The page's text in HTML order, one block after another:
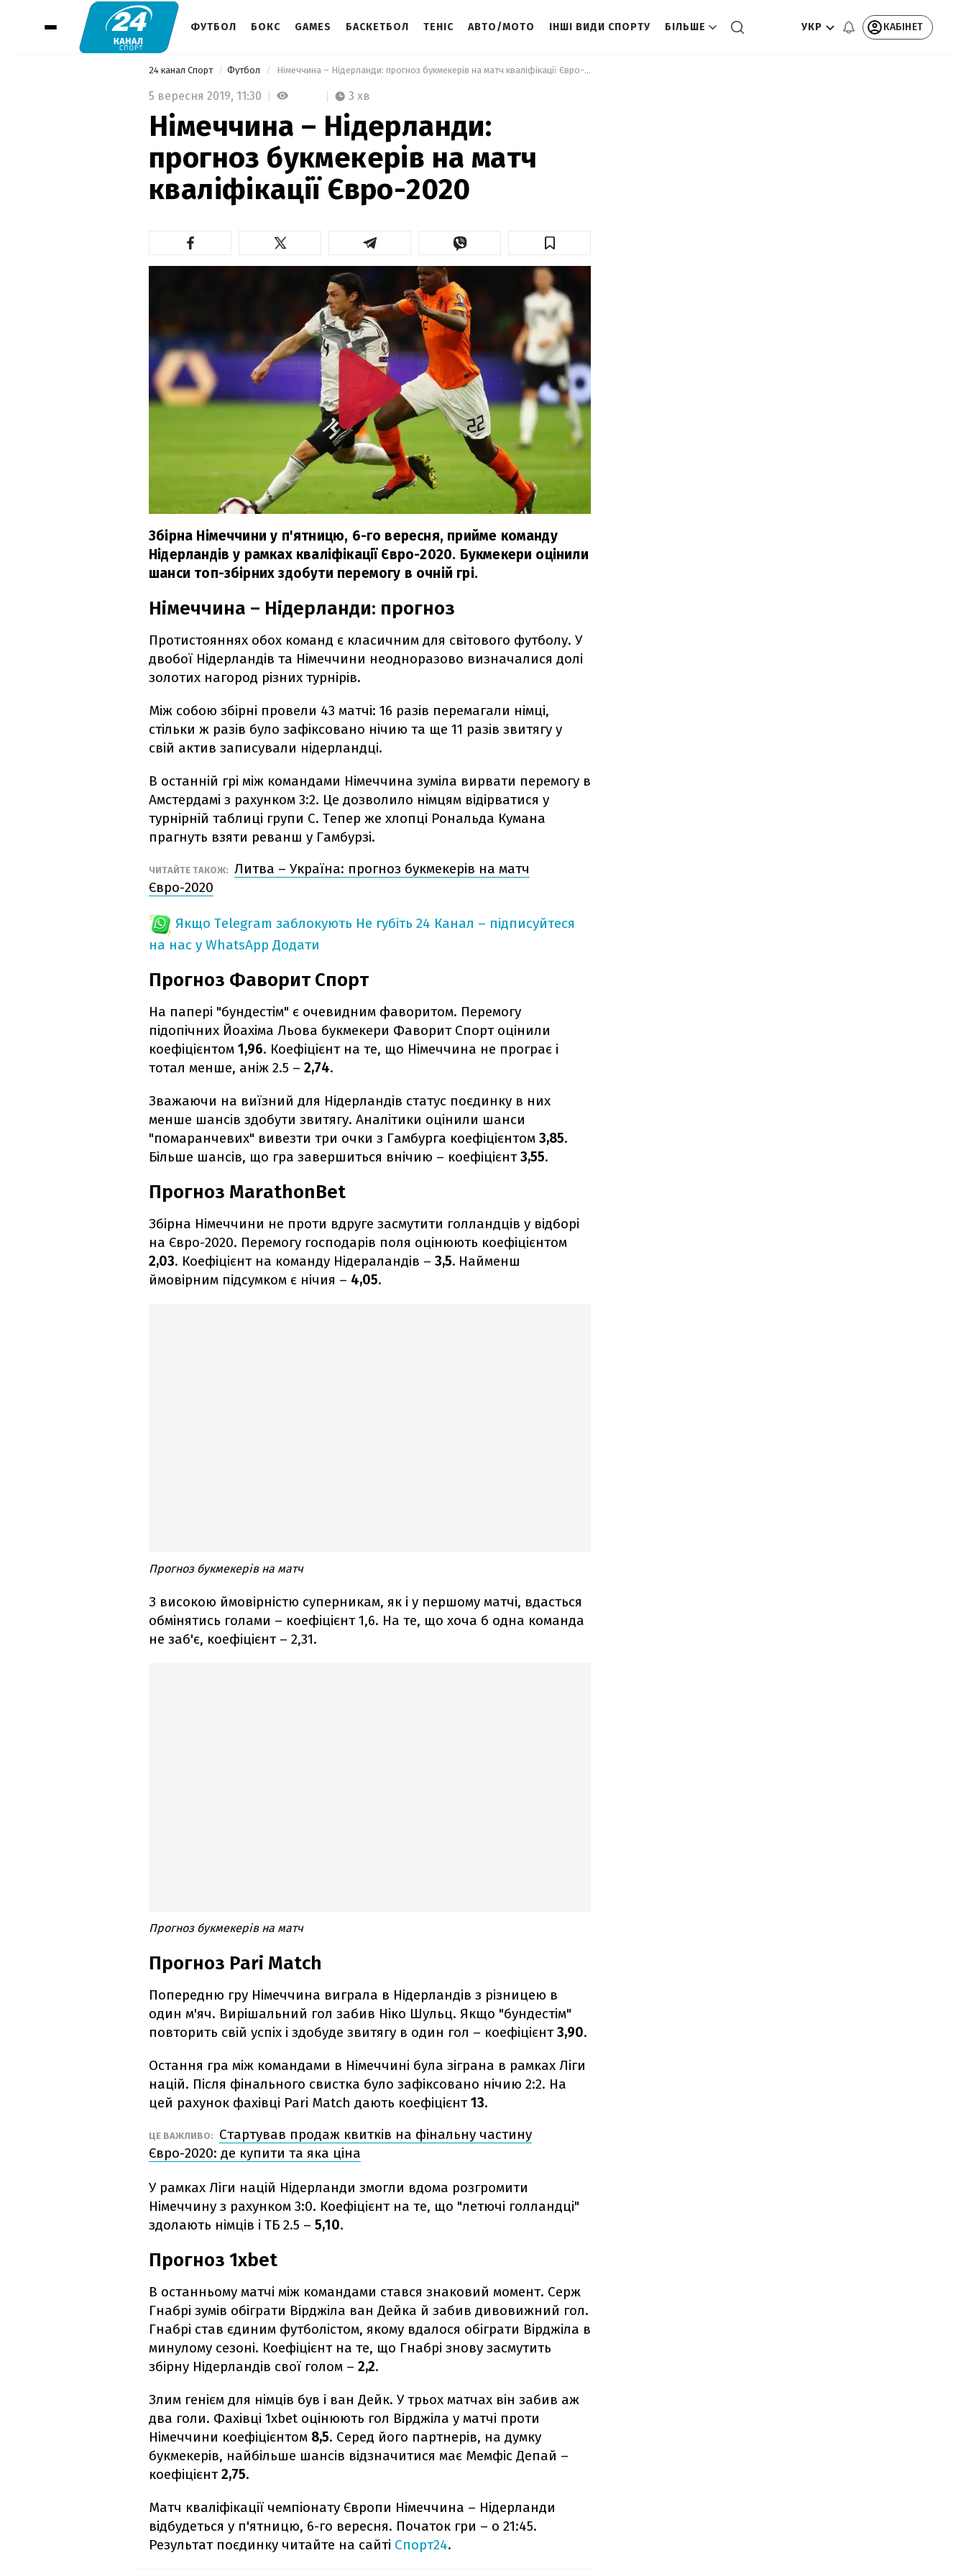
ФУТБОЛ БОКС GAMES БАСКЕТБОЛ ТЕНІС АВТО/МОТО ІНШІ ВИДИ СПОРТУ БІЛЬШЕ УКР КАБІНЕТ
24 канал Спорт Футбол Німеччина – Нідерланди: прогноз букмекерів на матч кваліфікації Євро-2020
5 вересня 2019, 11:30 3 хв
Німеччина – Нідерланди:
прогноз букмекерів на матч
кваліфікації Євро-2020
Збірна Німеччини у п'ятницю, 6-го вересня, прийме команду
Нідерландів у рамках кваліфікації Євро-2020. Букмекери оцінили
шанси топ-збірних здобути перемогу в очній грі.
Німеччина – Нідерланди: прогноз
Протистояннях обох команд є класичним для світового футболу. У
двобої Нідерландів та Німеччини неодноразово визначалися долі
золотих нагород різних турнірів.
Між собою збірні провели 43 матчі: 16 разів перемагали німці,
стільки ж разів було зафіксовано нічию та ще 11 разів звитягу у
свій актив записували нідерландці.
В останній грі між командами Німеччина зуміла вирвати перемогу в
Амстердамі з рахунком 3:2. Це дозволило німцям відірватися у
турнірній таблиці групи C. Тепер же хлопці Рональда Кумана
прагнуть взяти реванш у Гамбурзі.
ЧИТАЙТЕ ТАКОЖ: Литва – Україна: прогноз букмекерів на матч
Євро-2020
Якщо Telegram заблокують Не губіть 24 Канал – підписуйтеся
на нас у WhatsApp Додати
Прогноз Фаворит Спорт
На папері "бундестім" є очевидним фаворитом. Перемогу
підопічних Йоахіма Льова букмекери Фаворит Спорт оцінили
коефіцієнтом 1,96. Коефіцієнт на те, що Німеччина не програє і
тотал менше, аніж 2.5 – 2,74.
Зважаючи на виїзний для Нідерландів статус поєдинку в них
менше шансів здобути звитягу. Аналітики оцінили шанси
"помаранчевих" вивезти три очки з Гамбурга коефіцієнтом 3,85.
Більше шансів, що гра завершиться внічию – коефіцієнт3,55.
Прогноз MarathonBet
Збірна Німеччини не проти вдруге засмутити голландців у відборі
на Євро-2020. Перемогу господарів поля оцінюють коефіцієнтом
2,03. Коефіцієнт на команду Нідераландів – 3,5. Найменш
ймовірним підсумком є нічия – 4,05.
Прогноз букмекерів на матч
З високою ймовірністю суперникам, як і у першому матчі, вдасться
обмінятись голами – коефіцієнт 1,6. На те, що хоча б одна команда
не заб'є, коефіцієнт – 2,31.
Прогноз букмекерів на матч
Прогноз Pari Match
Попередню гру Німеччина виграла в Нідерландів з різницею в
один м'яч. Вирішальний гол забив Ніко Шульц. Якщо "бундестім"
повторить свій успіх і здобуде звитягу в один гол – коефіцієнт3,90.
Остання гра між командами в Німеччині була зіграна в рамках Ліги
націй. Після фінального свистка було зафіксовано нічию 2:2. На
цей рахунок фахівці Pari Match дають коефіцієнт13.
ЦЕ ВАЖЛИВО:
Стартував продаж квитків на фінальну частину
Євро-2020: де купити та яка ціна
У рамках Ліги націй Нідерланди змогли вдома розгромити
Німеччину з рахунком 3:0. Коефіцієнт на те, що "летючі голландці"
здолають німців і ТБ 2.5 – 5,10.
Прогноз 1xbet
В останньому матчі між командами стався знаковий момент. Серж
Гнабрі зумів обіграти Вірджіла ван Дейка й забив дивовижний гол.
Гнабрі став єдиним футболістом, якому вдалося обіграти Вірджіла в
минулому сезоні. Коефіцієнт на те, що Гнабрі знову засмутить
збірну Нідерландів свої голом – 2,2.
Злим генієм для німців був і ван Дейк. У трьох матчах він забив аж
два голи. Фахівці 1xbet оцінюють гол Вірджіла у матчі проти
Німеччини коефіцієнтом 8,5. Серед його партнерів, на думку
букмекерів, найбільше шансів відзначитися має Мемфіс Депай –
коефіцієнт2,75.
Матч кваліфікації чемпіонату Європи Німеччина – Нідерланди
відбудеться у п'ятницю, 6-го вересня. Початок гри – о 21:45.
Результат поєдинку читайте на сайті Спорт24.